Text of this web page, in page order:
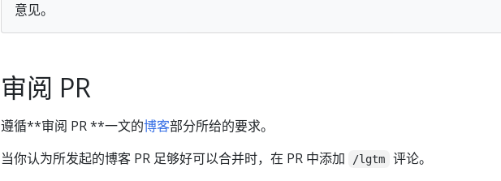
意见。
审阅 PR
遵循**审阅 PR **一文的博客部分所给的要求。
当你认为所发起的博客 PR 足够好可以合并时，在 PR 中添加
/lgtm
评论。